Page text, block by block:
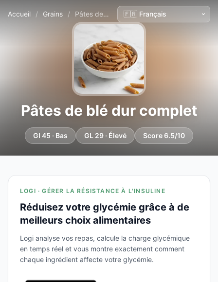
Accueil / Grains / Pâtes de blé dur complet
Pâtes de blé dur complet
GI 45 · Bas GL 29 · Élevé Score 6.5/10
LOGI · GÉRER LA RÉSISTANCE À L'INSULINE
Réduisez votre glycémie grâce à de
meilleurs choix alimentaires
Logi analyse vos repas, calcule la charge glycémique
en temps réel et vous montre exactement comment
chaque ingrédient affecte votre glycémie.